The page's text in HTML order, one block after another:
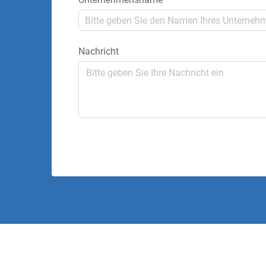
Nachricht